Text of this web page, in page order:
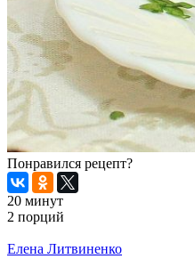
Понравился рецепт?
20 минут
2 порций
Елена Литвиненко